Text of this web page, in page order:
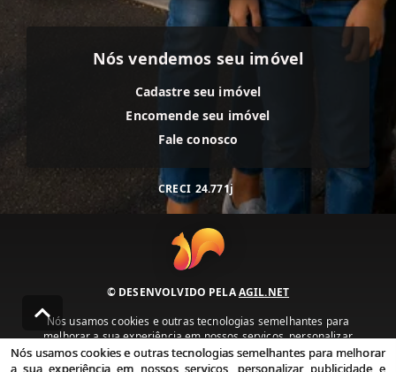
Nós vendemos seu imóvel
Cadastre seu imóvel
Encomende seu imóvel
Fale conosco
CRECI 24.771j
© DESENVOLVIDO PELAAGIL.NET
Nós usamos cookies e outras tecnologias semelhantes para
melhorar a sua experiência em nossos serviços, personalizar
publicidade e recomendar conteúdo de seu interesse. Ao utilizar
nossos serviços, você concorda com nossa política de privacidade e
Nós usamos cookies e outras tecnologias semelhantes para melhorar
a sua experiência em nossos serviços, personalizar publicidade e